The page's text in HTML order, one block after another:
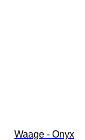
Waage - Onyx